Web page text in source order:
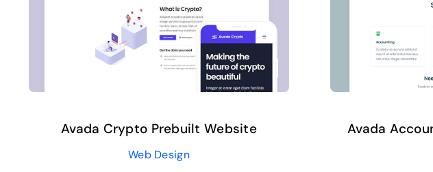
Avada Crypto Prebuilt Website
Web Design
Avada